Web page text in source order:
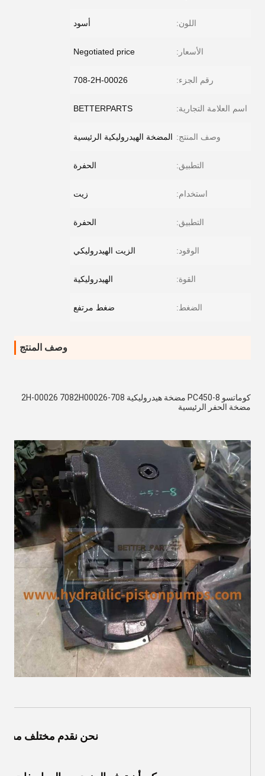
اللون: أسود
الأسعار: Negotiated price
رقم الجزء: 708-2H-00026
اسم العلامة التجارية: BETTERPARTS
وصف المنتج: المضخة الهيدروليكية الرئيسية
التطبيق: الحفرة
استخدام: زيت
التطبيق: الحفرة
الوقود: الزيت الهيدروليكي
القوة: الهيدروليكية
الضغط: ضغط مرتفع
وصف المنتج
مضخة الحفر الرئيسية
نحن نقدم مختلف